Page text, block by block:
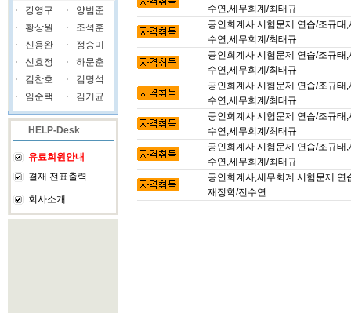
강영구
양범준
황상원
조석훈
신용완
정승미
신효정
하문춘
김찬호
김명석
임순택
김기균
HELP-Desk
유료회원안내
결재 전표출력
회사소개
수연,세무회계/최태규
공인회계사 시험문제 연습/조규
수연,세무회계/최태규
공인회계사 시험문제 연습/조규
수연,세무회계/최태규
공인회계사 시험문제 연습/조규
수연,세무회계/최태규
공인회계사 시험문제 연습/조규
수연,세무회계/최태규
공인회계사 시험문제 연습/조규
수연,세무회계/최태규
공인회계사,세무회계 시험문제
재정학/전수연